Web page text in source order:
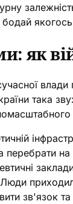
як
така
Люди
зв'язок